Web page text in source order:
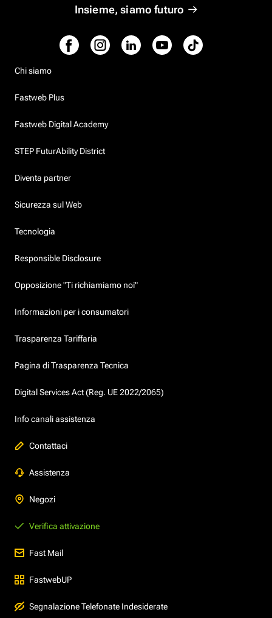
Insieme, siamo futuro
Chi siamo
Fastweb Plus
Fastweb Digital Academy
STEP FuturAbility District
Diventa partner
Sicurezza sul Web
Tecnologia
Responsible Disclosure
Opposizione "Ti richiamiamo noi"
Informazioni per i consumatori
Trasparenza Tariffaria
Pagina di Trasparenza Tecnica
Digital Services Act (Reg. UE 2022/2065)
Info canali assistenza
Contattaci
Assistenza
Negozi
Verifica attivazione
Fast Mail
FastwebUP
Segnalazione Telefonate Indesiderate